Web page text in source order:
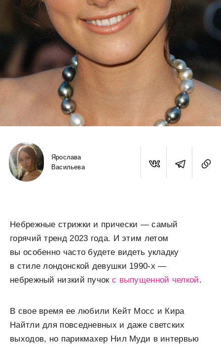
Ярослава
Васильева
Небрежные стрижки и прически — самый
горячий тренд 2023 года. И этим летом
вы особенно часто будете видеть укладку
в стиле лондонской девушки 1990-х —
небрежный низкий пучок с выпущенной челкой.
В свое время ее любили Кейт Мосс и Кира
Найтли для повседневных и даже светских
выходов, но парикмахер Нил Муди в интервью